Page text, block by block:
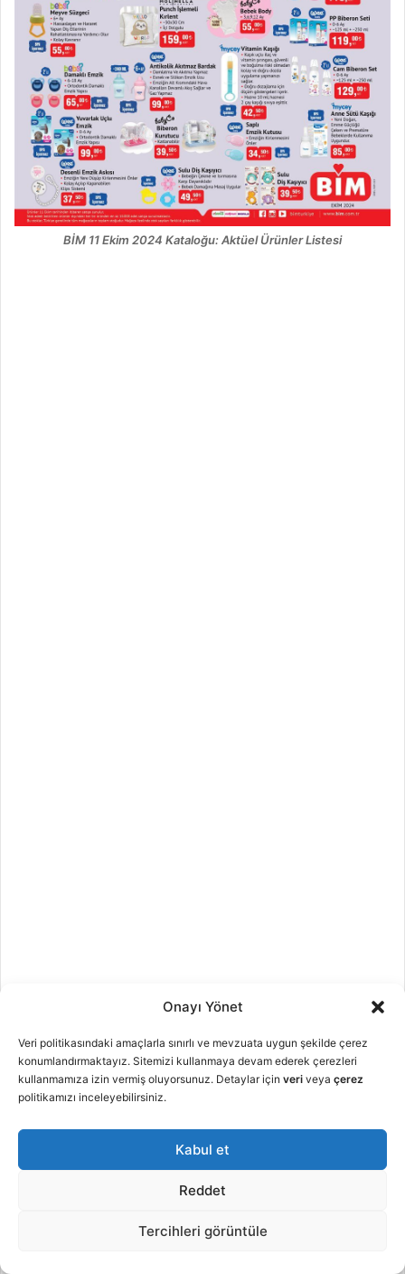
Onayı Yönet
Veri politikasındaki amaçlarla sınırlı ve mevzuata uygun şekilde çerez
konumlandırmaktayız. Sitemizi kullanmaya devam ederek çerezleri
kullanmamıza izin vermiş oluyorsunuz. Detaylar için veri veya çerez
politikamızı inceleyebilirsiniz.
Kabul et
Reddet
Tercihleri görüntüle
BİM 11 Ekim 2024 Kataloğu: Aktüel Ürünler Listesi